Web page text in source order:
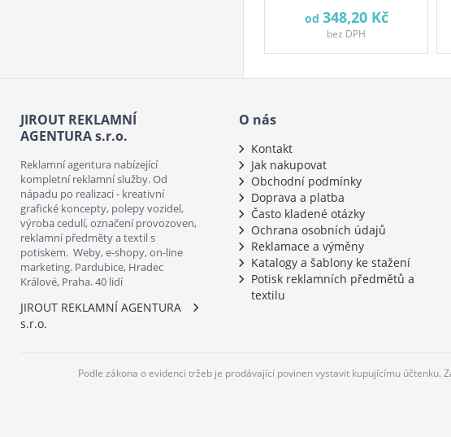
od 348,20 Kč
bez DPH
JIROUT REKLAMNÍ
AGENTURA s.r.o.
Reklamní agentura nabízející
kompletní reklamní služby. Od
nápadu po realizaci - kreativní
grafické koncepty, polepy vozidel,
výroba cedulí, označení provozoven,
reklamní předměty a textil s
potiskem. Weby, e-shopy, on-line
marketing. Pardubice, Hradec
Králové, Praha. 40 lidí
JIROUT REKLAMNÍ AGENTURA
s.r.o.
O nás
Kontakt
Jak nakupovat
Obchodní podmínky
Doprava a platba
Často kladené otázky
Ochrana osobních údajů
Reklamace a výměny
Katalogy a šablony ke stažení
Potisk reklamních předmětů a
textilu
Podle zákona o evidenci tržeb je prodávající povinen vystavit kupujícímu